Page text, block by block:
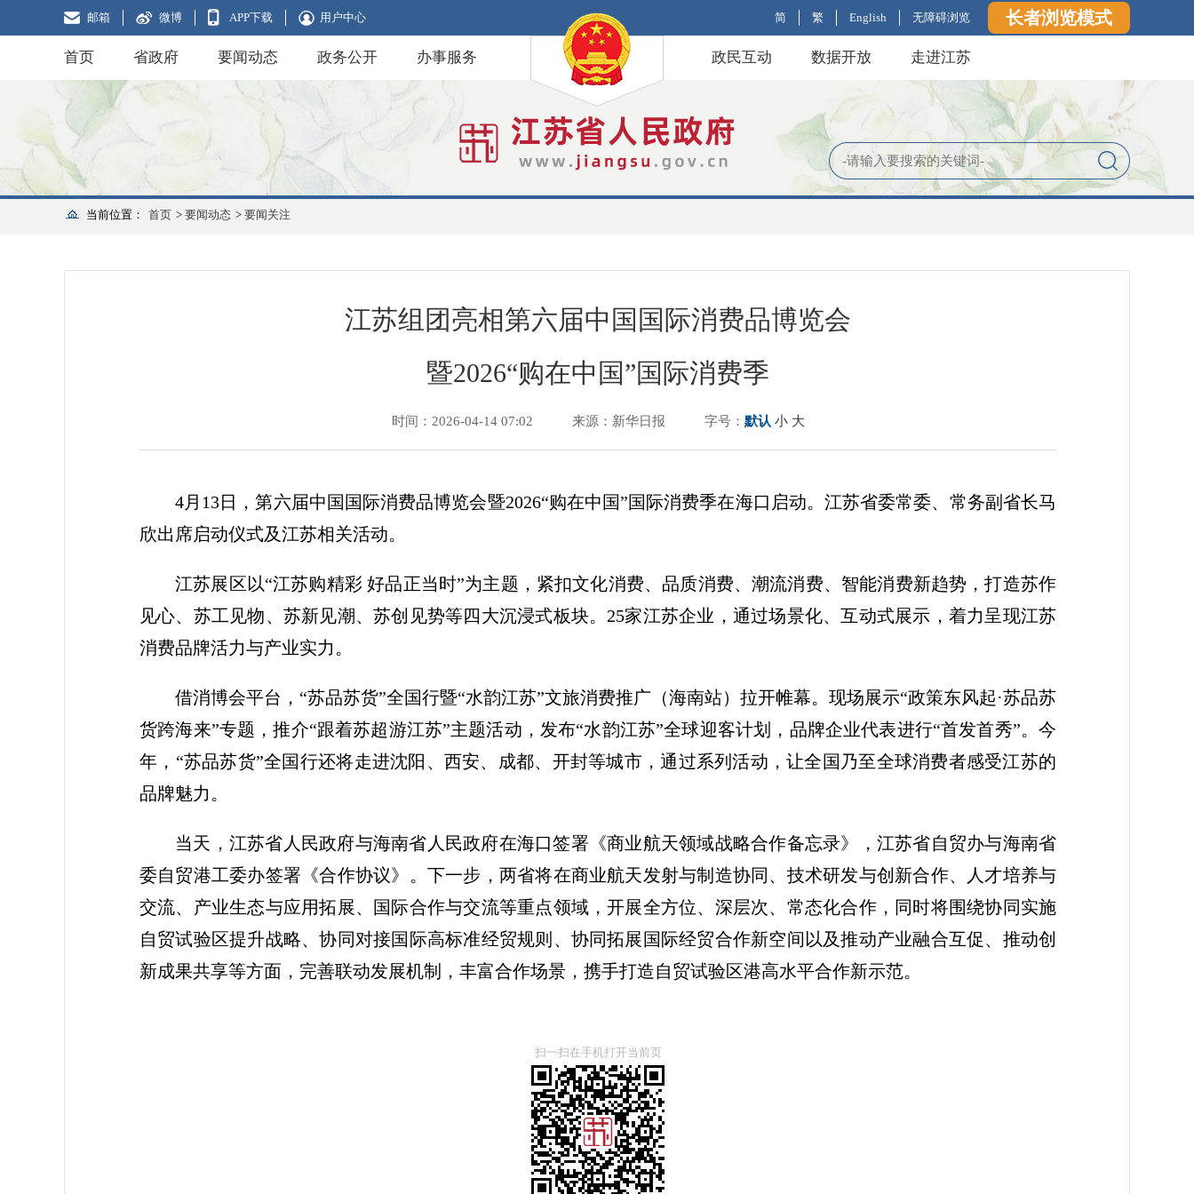
邮箱 微博 APP下载 用户中心 简 繁 English 无障碍浏览 长者浏览模式
首页 省政府 要闻动态 政务公开 办事服务 政民互动 数据开放 走进江苏
当前位置： 首页 > 要闻动态 > 要闻关注
江苏组团亮相第六届中国国际消费品博览会
暨2026“购在中国”国际消费季
时间：2026-04-14 07:02 来源：新华日报 字号： 默认 小 大
4月13日，第六届中国国际消费品博览会暨2026“购在中国”国际消费季在海口启动。江苏省委常委、常务副省长马
欣出席启动仪式及江苏相关活动。
江苏展区以“江苏购精彩 好品正当时”为主题，紧扣文化消费、品质消费、潮流消费、智能消费新趋势，打造苏作
见心、苏工见物、苏新见潮、苏创见势等四大沉浸式板块。25家江苏企业，通过场景化、互动式展示，着力呈现江苏
消费品牌活力与产业实力。
借消博会平台，“苏品苏货”全国行暨“水韵江苏”文旅消费推广（海南站）拉开帷幕。现场展示“政策东风起·苏品苏
货跨海来”专题，推介“跟着苏超游江苏”主题活动，发布“水韵江苏”全球迎客计划，品牌企业代表进行“首发首秀”。今
年，“苏品苏货”全国行还将走进沈阳、西安、成都、开封等城市，通过系列活动，让全国乃至全球消费者感受江苏的
品牌魅力。
当天，江苏省人民政府与海南省人民政府在海口签署《商业航天领域战略合作备忘录》，江苏省自贸办与海南省
委自贸港工委办签署《合作协议》。下一步，两省将在商业航天发射与制造协同、技术研发与创新合作、人才培养与
交流、产业生态与应用拓展、国际合作与交流等重点领域，开展全方位、深层次、常态化合作，同时将围绕协同实施
自贸试验区提升战略、协同对接国际高标准经贸规则、协同拓展国际经贸合作新空间以及推动产业融合互促、推动创
新成果共享等方面，完善联动发展机制，丰富合作场景，携手打造自贸试验区港高水平合作新示范。
扫一扫在手机打开当前页